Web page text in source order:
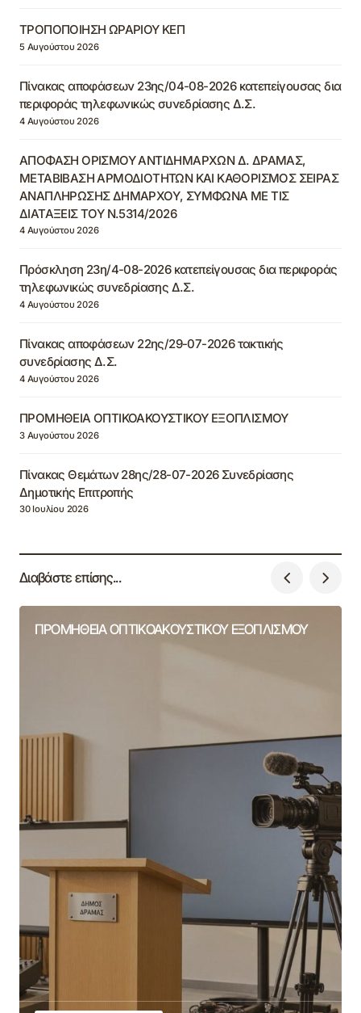
ΤΡΟΠΟΠΟΙΗΣΗ ΩΡΑΡΙΟΥ ΚΕΠ
5 Αυγούστου 2026
Πίνακας αποφάσεων 23ης/04-08-2026 κατεπείγουσας δια
περιφοράς τηλεφωνικώς συνεδρίασης Δ.Σ.
4 Αυγούστου 2026
ΑΠΟΦΑΣΗ ΟΡΙΣΜΟΥ ΑΝΤΙΔΗΜΑΡΧΩΝ Δ. ΔΡΑΜΑΣ,
ΜΕΤΑΒΙΒΑΣΗ ΑΡΜΟΔΙΟΤΗΤΩΝ ΚΑΙ ΚΑΘΟΡΙΣΜΟΣ ΣΕΙΡΑΣ
ΑΝΑΠΛΗΡΩΣΗΣ ΔΗΜΑΡΧΟΥ, ΣΥΜΦΩΝΑ ΜΕ ΤΙΣ
ΔΙΑΤΑΞΕΙΣ ΤΟΥ Ν.5314/2026
4 Αυγούστου 2026
Πρόσκληση 23η/4-08-2026 κατεπείγουσας δια περιφοράς
τηλεφωνικώς συνεδρίασης Δ.Σ.
4 Αυγούστου 2026
Πίνακας αποφάσεων 22ης/29-07-2026 τακτικής
συνεδρίασης Δ.Σ.
4 Αυγούστου 2026
ΠΡΟΜΗΘΕΙΑ ΟΠΤΙΚΟΑΚΟΥΣΤΙΚΟΥ ΕΞΟΠΛΙΣΜΟΥ
3 Αυγούστου 2026
Πίνακας Θεμάτων 28ης/28-07-2026 Συνεδρίασης
Δημοτικής Επιτροπής
30 Ιουλίου 2026
Διαβάστε επίσης...
ΠΡΟΜΗΘΕΙΑ ΟΠΤΙΚΟΑΚΟΥΣΤΙΚΟΥ ΕΞΟΠΛΙΣΜΟΥ